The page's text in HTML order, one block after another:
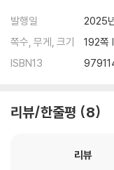
발행일
2025
쪽수, 무게, 크기
192쪽
ISBN13
리뷰/한줄평 8
리뷰